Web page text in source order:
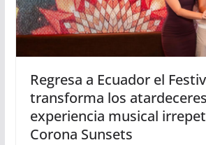
Regresa a Ecuador el
transforma los
experiencia musical
Corona Sunsets